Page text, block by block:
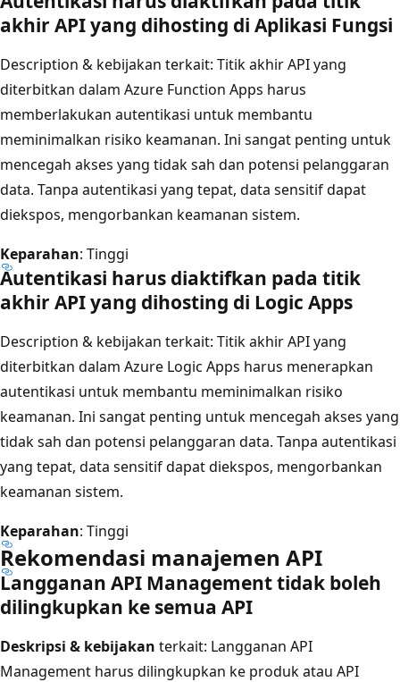
akhir API yang dihosting di Aplikasi Fungsi
Description & kebijakan terkait: Titik akhir API yang
diterbitkan dalam Azure Function Apps harus
memberlakukan autentikasi untuk membantu
meminimalkan risiko keamanan. Ini sangat penting untuk
mencegah akses yang tidak sah dan potensi pelanggaran
data. Tanpa autentikasi yang tepat, data sensitif dapat
diekspos, mengorbankan keamanan sistem.
Keparahan: Tinggi
Autentikasi harus diaktifkan pada titik
akhir API yang dihosting di Logic Apps
Description & kebijakan terkait: Titik akhir API yang
diterbitkan dalam Azure Logic Apps harus menerapkan
autentikasi untuk membantu meminimalkan risiko
keamanan. Ini sangat penting untuk mencegah akses yang
tidak sah dan potensi pelanggaran data. Tanpa autentikasi
yang tepat, data sensitif dapat diekspos, mengorbankan
keamanan sistem.
Keparahan: Tinggi
Rekomendasi manajemen API
Langganan API Management tidak boleh
dilingkupkan ke semua API
Deskripsi & kebijakan terkait: Langganan API
Management harus dilingkupkan ke produk atau API